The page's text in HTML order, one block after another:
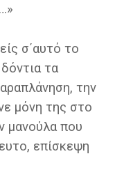
σ΄αυτό το
τα
την
μόνη της στο
μανούλα που
επίσκεψη